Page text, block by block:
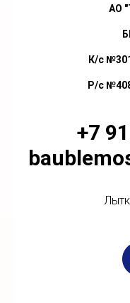
АО
К/с
Р/с
+7